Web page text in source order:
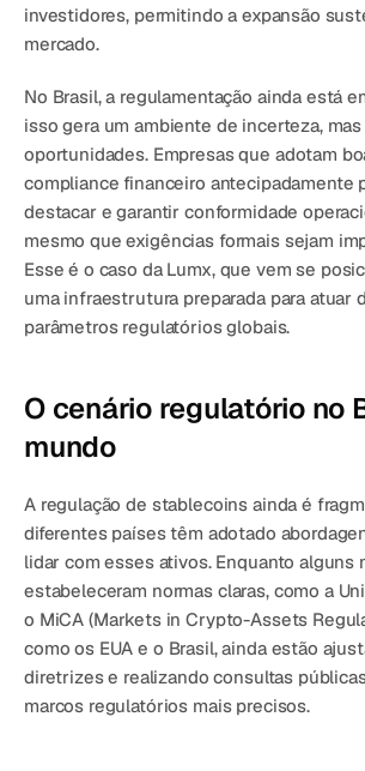
investidores, permitindo a expansão
mercado.
No Brasil, a regulamentação ainda está
isso gera um ambiente de incerteza,
oportunidades. Empresas que adotam
compliance financeiro antecipadamente
destacar e garantir conformidade
mesmo que exigências formais sejam
Esse é o caso da Lumx, que vem se
uma infraestrutura preparada para atuar
parâmetros regulatórios globais.
O cenário regulatório no
mundo
A regulação de stablecoins ainda é
diferentes países têm adotado
lidar com esses ativos. Enquanto alguns
estabeleceram normas claras, como a
o MiCA (Markets in Crypto-Assets
como os EUA e o Brasil, ainda estão
diretrizes e realizando consultas
marcos regulatórios mais precisos.